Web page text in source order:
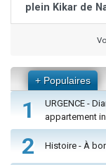
plein Kikar de
+ Populaires
1
URGENCE -
appartement
2 Histoire - À